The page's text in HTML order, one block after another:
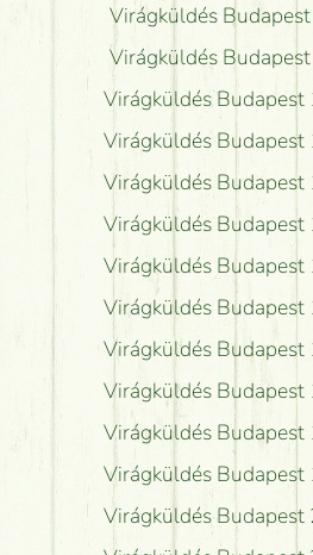
Virágküldés
Virágküldés
Virágküldés Budapest
Virágküldés Budapest
Virágküldés Budapest
Virágküldés Budapest
Virágküldés Budapest
Virágküldés Budapest
Virágküldés Budapest
Virágküldés Budapest
Virágküldés Budapest
Virágküldés Budapest
Virágküldés Budapest